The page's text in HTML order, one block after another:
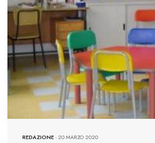
REDAZIONE-20 MARZO 2020